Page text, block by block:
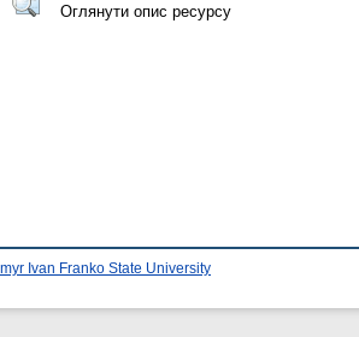
Оглянути опис ресурсу
Ivan Franko State University